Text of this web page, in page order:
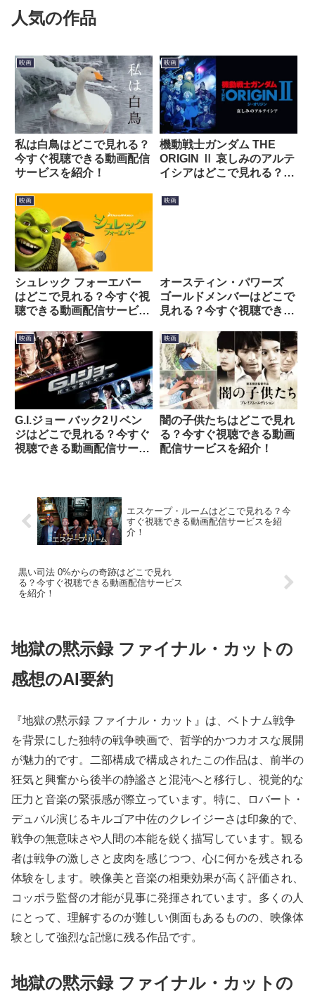
人気の作品
映画
私は白鳥はどこで見れる？
今すぐ視聴できる動画配信
サービスを紹介！
映画
機動戦士ガンダム THE
ORIGIN Ⅱ 哀しみのアルテ
イシアはどこで見れる？今
ービスを紹介！
映画
シュレック フォーエバー
はどこで見れる？今すぐ視
聴できる動画配信サービス
映画
オースティン・パワーズ
ゴールドメンバーはどこで
見れる？今すぐ視聴できる
映画
G.I.ジョー バック2リベン
ジはどこで見れる？今すぐ
視聴できる動画配信サービ
映画
闇の子供たちはどこで見れ
る？今すぐ視聴できる動画
配信サービスを紹介！
エスケープ・ルームはどこで見れる？今
すぐ視聴できる動画配信サービスを紹
介！
黒い司法 0%からの奇跡はどこで見れ
る？今すぐ視聴できる動画配信サービス
を紹介！
地獄の黙示録 ファイナル・カットの
感想のAI要約
『地獄の黙示録 ファイナル・カット』は、ベトナム戦争
を背景にした独特の戦争映画で、哲学的かつカオスな展開
が魅力的です。二部構成で構成されたこの作品は、前半の
狂気と興奮から後半の静謐さと混沌へと移行し、視覚的な
圧力と音楽の緊張感が際立っています。特に、ロバート・
デュバル演じるキルゴア中佐のクレイジーさは印象的で、
戦争の無意味さや人間の本能を鋭く描写しています。観る
者は戦争の激しさと皮肉を感じつつ、心に何かを残される
体験をします。映像美と音楽の相乗効果が高く評価され、
コッポラ監督の才能が見事に発揮されています。多くの人
にとって、理解するのが難しい側面もあるものの、映像体
験として強烈な記憶に残る作品です。
地獄の黙示録 ファイナル・カットの